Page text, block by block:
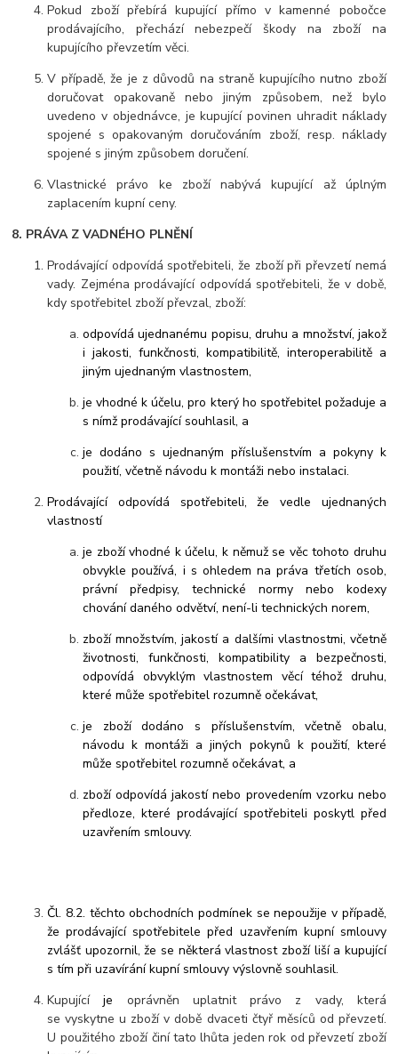
Pokud zboží přebírá kupující přímo v kamenné pobočce
prodávajícího, přechází nebezpečí škody na zboží na
kupujícího převzetím věci.
V případě, že je z důvodů na straně kupujícího nutno zboží
doručovat opakovaně nebo jiným způsobem, než bylo
uvedeno v objednávce, je kupující povinen uhradit náklady
spojené s opakovaným doručováním zboží, resp. náklady
spojené s jiným způsobem doručení.
Vlastnické právo ke zboží nabývá kupující až úplným
zaplacením kupní ceny.
8. PRÁVA Z VADNÉHO PLNĚNÍ
Prodávající odpovídá spotřebiteli, že zboží při převzetí nemá
vady. Zejména prodávající odpovídá spotřebiteli, že v době,
kdy spotřebitel zboží převzal, zboží:
odpovídá ujednanému popisu, druhu a množství, jakož
i jakosti, funkčnosti, kompatibilitě, interoperabilitě a
jiným ujednaným vlastnostem,
je vhodné k účelu, pro který ho spotřebitel požaduje a
s nímž prodávající souhlasil, a
je dodáno s ujednaným příslušenstvím a pokyny k
použití, včetně návodu k montáži nebo instalaci.
Prodávající odpovídá spotřebiteli, že vedle ujednaných
vlastností
je zboží vhodné k účelu, k němuž se věc tohoto druhu
obvykle používá, i s ohledem na práva třetích osob,
právní předpisy, technické normy nebo kodexy
chování daného odvětví, není-li technických norem,
zboží množstvím, jakostí a dalšími vlastnostmi, včetně
životnosti, funkčnosti, kompatibility a bezpečnosti,
odpovídá obvyklým vlastnostem věcí téhož druhu,
které může spotřebitel rozumně očekávat,
je zboží dodáno s příslušenstvím, včetně obalu,
návodu k montáži a jiných pokynů k použití, které
může spotřebitel rozumně očekávat, a
zboží odpovídá jakostí nebo provedením vzorku nebo
předloze, které prodávající spotřebiteli poskytl před
uzavřením smlouvy.
Čl. 8.2. těchto obchodních podmínek se nepoužije v případě,
že prodávající spotřebitele před uzavřením kupní smlouvy
zvlášť upozornil, že se některá vlastnost zboží liší a kupující
s tím při uzavírání kupní smlouvy výslovně souhlasil.
Kupujícíje oprávněn uplatnit právo z vady, která
se vyskytne u zboží v době dvaceti čtyř měsíců od převzetí.
U použitého zboží činí tato lhůta jeden rok od převzetí zboží